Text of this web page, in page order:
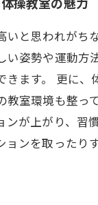
操教室の魅力
いと思われがち
い姿勢や運動方
きます。 更に
教室環境も整っ
ンが上がり、習
ョンを取ったり